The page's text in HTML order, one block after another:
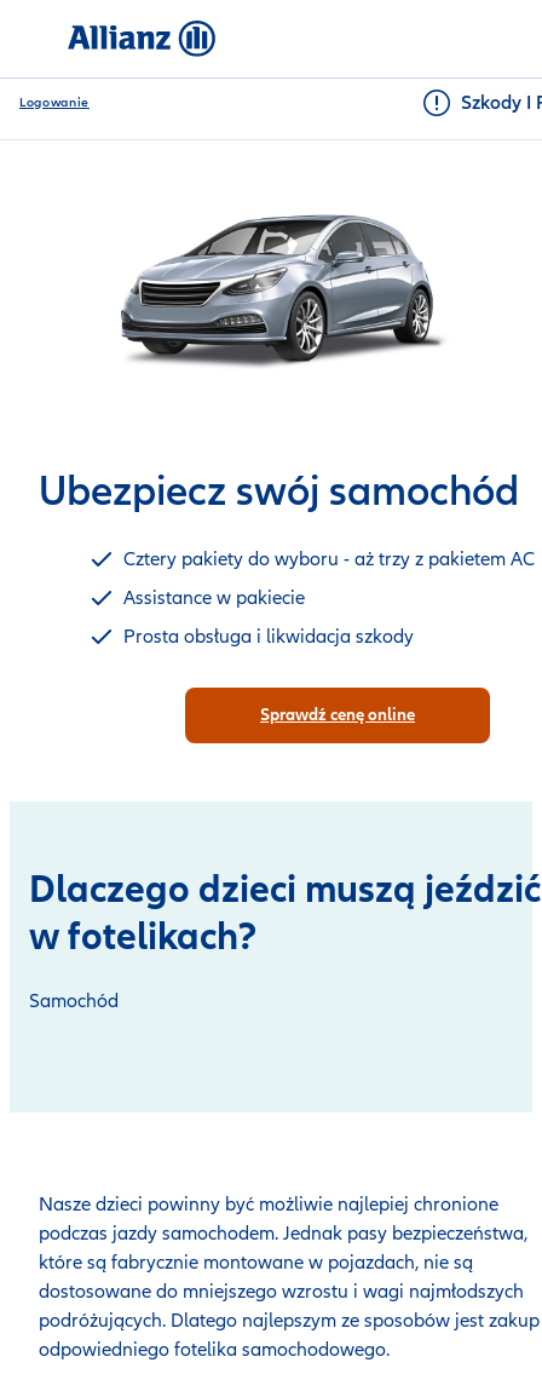
Logowanie Szkody I
Ubezpiecz swój samochód
Cztery pakiety do wyboru - aż trzy z pakietem AC
Assistance w pakiecie
Prosta obsługa i likwidacja szkody
Sprawdź cenę online
Dlaczego dzieci muszą jeździć
w fotelikach?
Samochód
Nasze dzieci powinny być możliwie najlepiej chronione
podczas jazdy samochodem. Jednak pasy bezpieczeństwa,
które są fabrycznie montowane w pojazdach, nie są
dostosowane do mniejszego wzrostu i wagi najmłodszych
podróżujących. Dlatego najlepszym ze sposobów jest zakup
odpowiedniego fotelika samochodowego.